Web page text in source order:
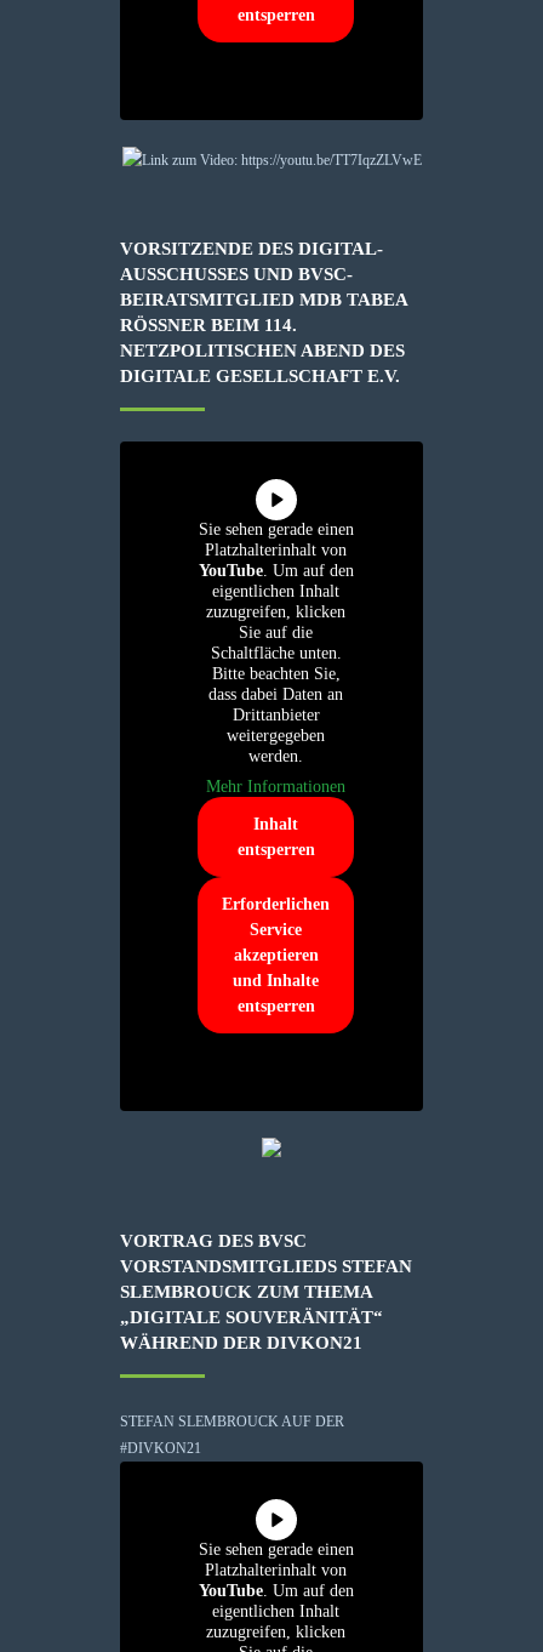
entsperren
VORSITZENDE DES DIGITAL-
AUSSCHUSSES UND BVSC-
BEIRATSMITGLIED MDB TABEA
RÖSSNER BEIM 114. N
ETZPOLITISCHEN ABEND DES D
IGITALE GESELLSCHAFT E.V.
Sie sehen gerade einen
Platzhalterinhalt von
YouTube. Um auf den
eigentlichen Inhalt
zuzugreifen, klicken
Sie auf die
Schaltfläche unten.
Bitte beachten Sie,
dass dabei Daten an
Drittanbieter
weitergegeben
werden.
Mehr Informationen
Inhalt
entsperren
Erforderlichen
Service
akzeptieren
und Inhalte
entsperren
VORTRAG DES BVSC
VORSTANDSMITGLIEDS STEFAN
SLEMBROUCK ZUM THEMA
„DIGITALE SOUVERÄNITÄT“
WÄHREND DER DIVKON21
STEFAN SLEMBROUCK AUF DER
#DIVKON21
Sie sehen gerade einen
Platzhalterinhalt von
YouTube. Um auf den
eigentlichen Inhalt
zuzugreifen, klicken